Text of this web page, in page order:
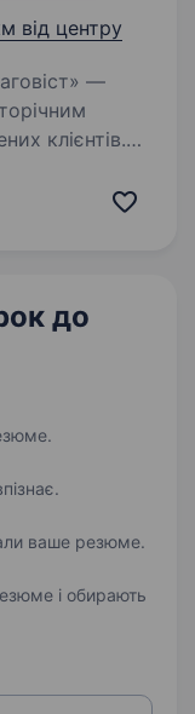
від центру
клієнтів.
до
ваше резюме.
і обирають